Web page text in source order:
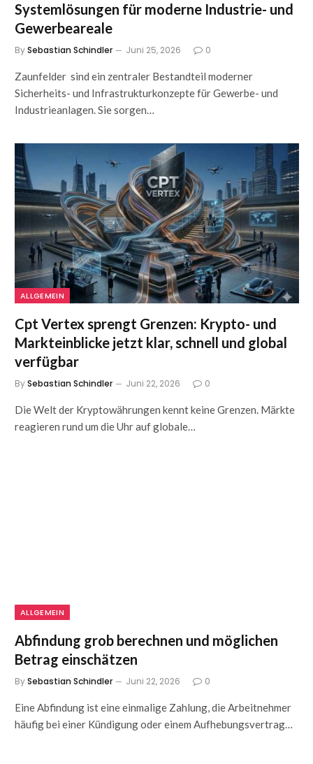
Systemlösungen für moderne Industrie- und
Gewerbeareale
BySebastian Schindler Juni 25, 2026 0
Zaunfelder sind ein zentraler Bestandteil moderner
Sicherheits- und Infrastrukturkonzepte für Gewerbe- und
Industrieanlagen. Sie sorgen…
ALLGEMEIN
Cpt Vertex sprengt Grenzen: Krypto- und
Markteinblicke jetzt klar, schnell und global
verfügbar
BySebastian Schindler Juni 22, 2026 0
Die Welt der Kryptowährungen kennt keine Grenzen. Märkte
reagieren rund um die Uhr auf globale…
ALLGEMEIN
Abfindung grob berechnen und möglichen
Betrag einschätzen
BySebastian Schindler Juni 22, 2026 0
Eine Abfindung ist eine einmalige Zahlung, die Arbeitnehmer
häufig bei einer Kündigung oder einem Aufhebungsvertrag…